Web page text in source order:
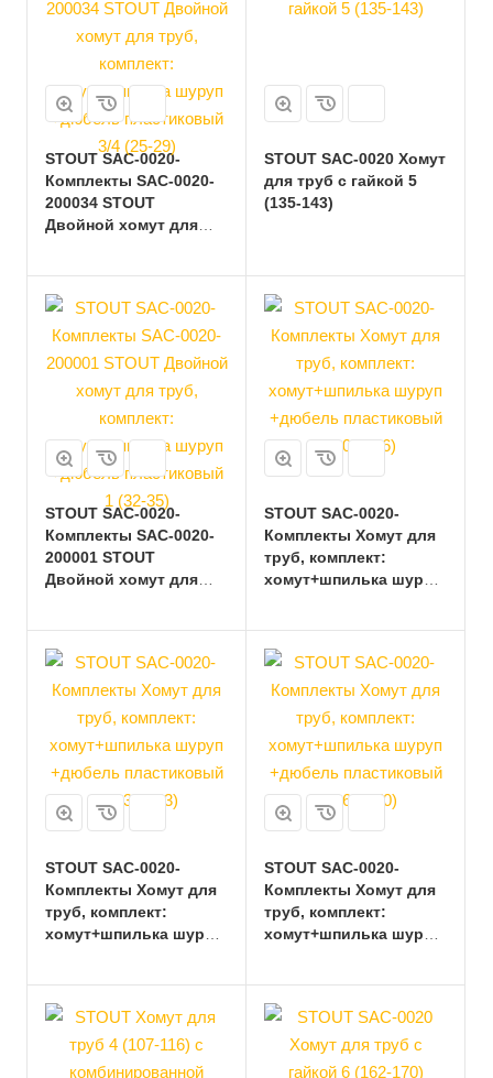
STOUT SAC-0020-
Комплекты SAC-0020-
200034 STOUT
Двойной хомут для
+дюбель пластиковый
3/4 (25-29)
STOUT SAC-0020 Хомут
для труб с гайкой 5
(135-143)
STOUT SAC-0020-
Комплекты SAC-0020-
200001 STOUT
Двойной хомут для
+дюбель пластиковый
1 (32-35)
STOUT SAC-0020-
Комплекты Хомут для
труб, комплект:
хомут+шпилька шуруп
STOUT SAC-0020-
Комплекты Хомут для
труб, комплект:
хомут+шпилька шуруп
STOUT SAC-0020-
Комплекты Хомут для
труб, комплект:
хомут+шпилька шуруп